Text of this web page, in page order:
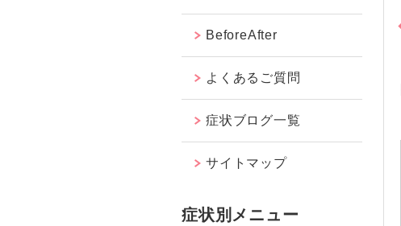
BeforeAfter
よくあるご質問
症状ブログ一覧
サイトマップ
症状別メニュー